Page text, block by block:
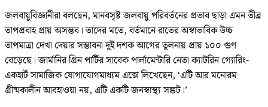
জলবায়ুবিজ্ঞানীরা বলছেন, মানবসৃষ্ট জলবায়ু পরিবর্তনের প্রভাব ছাড়া এমন তীব্র
তাপপ্রবাহ প্রায় অসম্ভব। তাদের মতে, বর্তমানে রাতের অস্বাভাবিক উচ্চ
তাপমাত্রা দেখা দেয়ার সম্ভাবনা দুই দশক আগের তুলনায় প্রায় ১০০ গুণ
বেড়েছে। জার্মানির গ্রিন পার্টির সাবেক পার্লামেন্টারি নেতা ক্যাটরিন গ্যোরিং-
একহার্ট সামাজিক যোগাযোগমাধ্যম এক্সে লিখেছেন, ‘এটি আর মনোরম
গ্রীষ্মকালীন আবহাওয়া নয়, এটি একটি জনস্বাস্থ্য সঙ্কট।’